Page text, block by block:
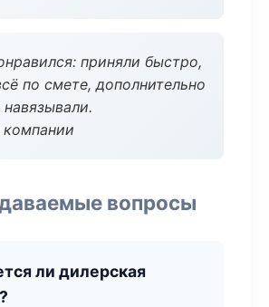
приняли быстро,
по смете, дополнительно
навязывали.
вопросы
ли дилерская